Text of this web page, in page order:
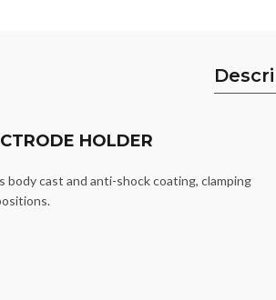
HOLDER
cast and anti-shock coating, clamping